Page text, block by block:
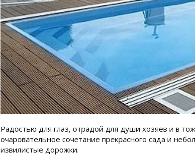
Радостью для глаз, отрадой для души хозяев и в
очаровательное сочетание прекрасного сада и
извилистые дорожки.